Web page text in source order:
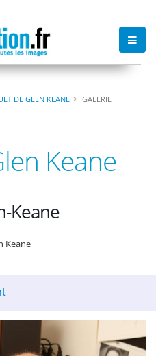
DE GLEN KEANE GALERIE
Keane
Keane
Keane